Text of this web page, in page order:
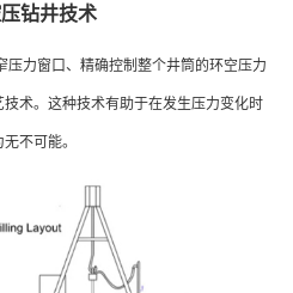
钻井技术
压力窗口、精确控制整个井筒的环空压力
术。这种技术有助于在发生压力变化时
不可能。